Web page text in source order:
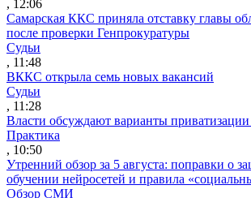
, 12:06
Самарская ККС приняла отставку главы
после проверки Генпрокуратуры
Судьи
, 11:48
ВККС открыла семь новых вакансий
Судьи
, 11:28
Власти обсуждают варианты
Практика
, 10:50
Утренний обзор за 5 августа: поправки о
обучении нейросетей и правила
Обзор СМИ